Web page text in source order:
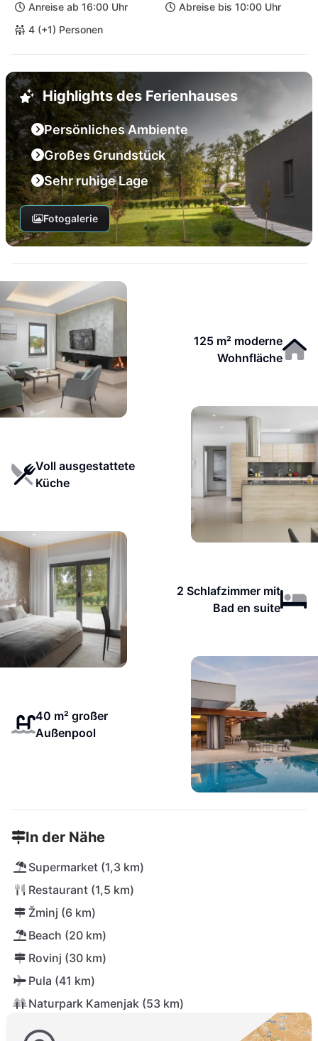
Anreise ab 16:00 Uhr
Abreise bis 10:00 Uhr
4 (+1) Personen
Highlights des Ferienhauses
Persönliches Ambiente
Großes Grundstück
Sehr ruhige Lage
Fotogalerie
125 m² moderne
Wohnfläche
Voll ausgestattete
Küche
2 Schlafzimmer mit
Bad en suite
40 m² großer
Außenpool
In der Nähe
Supermarket (1,3 km)
Restaurant (1,5 km)
Žminj (6 km)
Beach (20 km)
Rovinj (30 km)
Pula (41 km)
Naturpark Kamenjak (53 km)